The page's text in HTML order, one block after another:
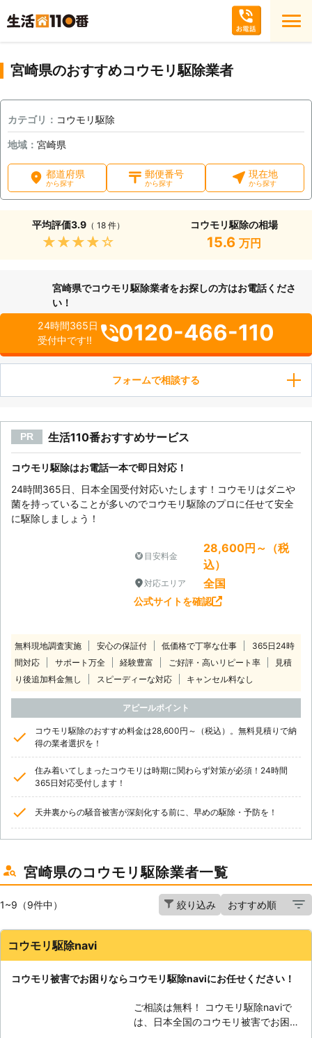
宮崎県のおすすめコウモリ駆除業者
カテゴリ： コウモリ駆除
地域： 宮崎県
都道府県
から探す
郵便番号
から探す
現在地
から探す
平均評価3.9（ 18 件）
★★★★★
コウモリ駆除の相場
15.6 万円
宮崎県でコウモリ駆除業者をお探しの方はお電話くださ
い！
24時間365日
受付中です!!
0120-466-110
フォームで相談する
PR 生活110番おすすめサービス
コウモリ駆除はお電話一本で即日対応！
24時間365日、日本全国受付対応いたします！コウモリはダニや
菌を持っていることが多いのでコウモリ駆除のプロに任せて安全
に駆除しましょう！
目安料金
28,600円～（税
込）
対応エリア 全国
公式サイトを確認
無料現地調査実施 安心の保証付 低価格で丁寧な仕事
365日24時
間対応
サポート万全 経験豊富 ご好評・高いリピート率
見積
り後追加料金無し
スピーディーな対応 キャンセル料なし
アピールポイント
コウモリ駆除のおすすめ料金は28,600円～（税込）。無料見積りで納
得の業者選択を！
住み着いてしまったコウモリは時期に関わらず対策が必須！24時間
365日対応受付します！
天井裏からの騒音被害が深刻化する前に、早めの駆除・予防を！
宮崎県のコウモリ駆除業者一覧
1~9（9件中） 絞り込み
コウモリ駆除navi
コウモリ被害でお困りならコウモリ駆除naviにお任せください！
ご相談は無料！ コウモリ駆除naviで
は、日本全国のコウモリ被害でお困